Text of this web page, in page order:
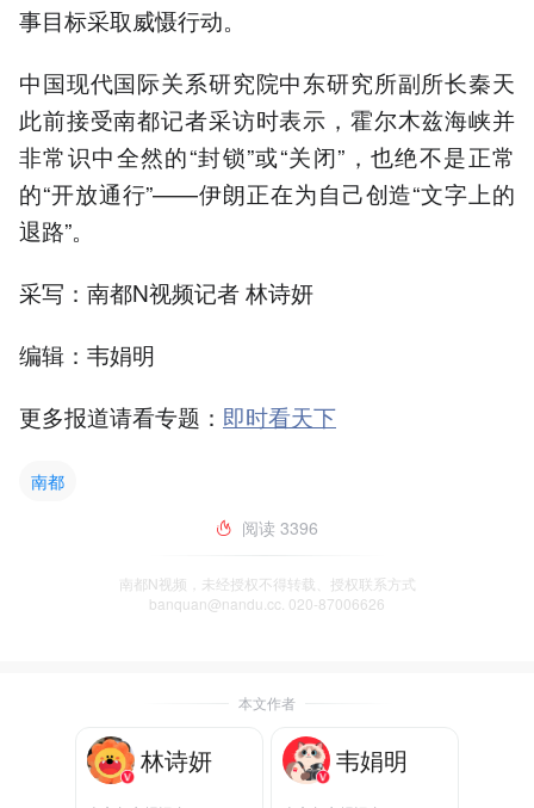
事目标采取威慑行动。
中国现代国际关系研究院中东研究所副所长秦天
此前接受南都记者采访时表示，霍尔木兹海峡并
非常识中全然的“封锁”或“关闭”，也绝不是正常
的“开放通行”——伊朗正在为自己创造“文字上的
退路”。
采写：南都N视频记者 林诗妍
编辑：韦娟明
更多报道请看专题： 即时看天下
南都
阅读 3396
南都N视频，未经授权不得转载、授权联系方式
banquan@nandu.cc. 020-87006626
本文作者
林诗妍 韦娟明